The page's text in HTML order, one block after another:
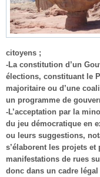
citoyens ;
-La constitution d’un
élections, constituant le
majoritaire ou d’une
un programme de
-L’acceptation par la
du jeu démocratique en
ou leurs suggestions,
s’élaborent les projets
manifestations de rues
donc dans un cadre